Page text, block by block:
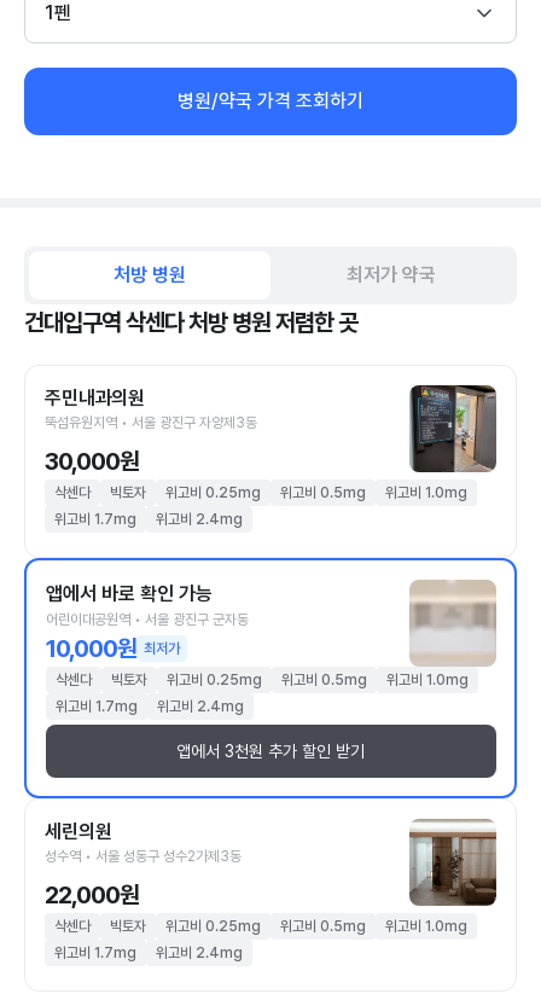
1펜
병원/약국 가격 조회하기
처방 병원 최저가 약국
건대입구역 삭센다 처방 병원 저렴한 곳
주민내과의원
뚝섬유원지역 • 서울 광진구 자양제3동
30,000원
삭센다 빅토자 위고비 0.25mg 위고비 0.5mg
위고비 1.0mg
위고비 1.7mg
위고비 2.4mg
앱에서 바로 확인 가능
어린이대공원역 • 서울 광진구 군자동
10,000원 최저가
삭센다
빅토자 위고비 0.25mg 위고비 0.5mg
위고비 1.0mg
위고비 1.7mg
위고비 2.4mg
앱에서 3천원 추가 할인 받기
세린의원
성수역 • 서울 성동구 성수2가제3동
22,000원
삭센다 빅토자 위고비 0.25mg 위고비 0.5mg
위고비 1.0mg
위고비 1.7mg
위고비 2.4mg